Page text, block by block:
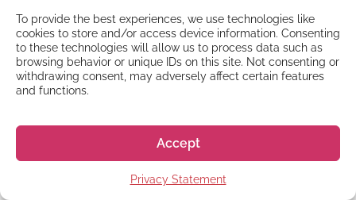
To provide the best experiences, we use technologies like
cookies to store and/or access device information. Consenting
to these technologies will allow us to process data such as
browsing behavior or unique IDs on this site. Not consenting or
withdrawing consent, may adversely affect certain features
and functions.
Accept
Privacy Statement
Anders
Wann möchtest du deinen Kurs
beginnen?
So bald, wie möglich
Nächstes Jahr
In mehr als einem Jahr